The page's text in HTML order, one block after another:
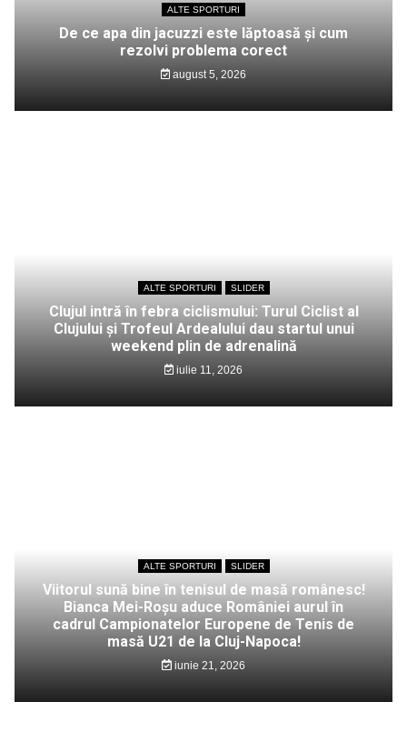
ALTE SPORTURI
De ce apa din jacuzzi este lăptoasă și cum
rezolvi problema corect
august 5, 2026
ALTE SPORTURI SLIDER
Clujul intră în febra ciclismului: Turul Ciclist al
Clujului și Trofeul Ardealului dau startul unui
weekend plin de adrenalină
iulie 11, 2026
ALTE SPORTURI SLIDER
Viitorul sună bine în tenisul de masă românesc!
Bianca Mei-Roșu aduce României aurul în
cadrul Campionatelor Europene de Tenis de
masă U21 de la Cluj-Napoca!
iunie 21, 2026